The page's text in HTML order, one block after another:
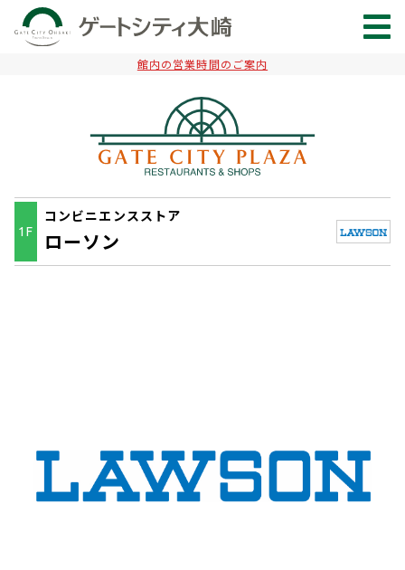
館内の営業時間のご案内
1F
コンビニエンスストア
ローソン